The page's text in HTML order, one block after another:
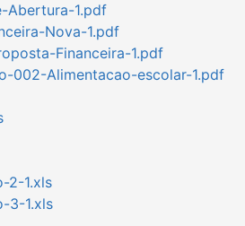
Abertura-1.pdf
Nova-1.pdf
Financeira-1.pdf
002-Alimentacao-escolar-1.pdf
2-1.xls
3-1.xls